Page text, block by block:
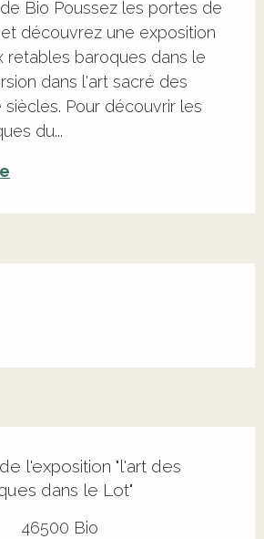
Bio Poussez les portes de
découvrez une exposition
retables baroques dans le
dans l'art sacré des
siècles. Pour découvrir les
du...
l'exposition "l'art des
dans le Lot"
46500 Bio